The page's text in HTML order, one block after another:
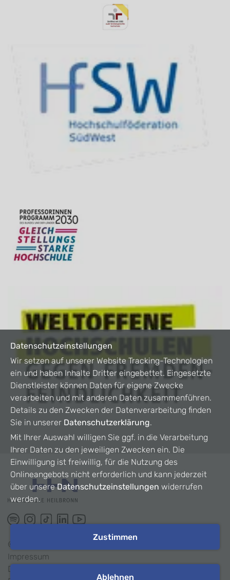
©
Impressum
Datenschutz
Datenschutzeinstellungen
Wir setzen auf unserer Website Tracking-Technologien
ein und haben Inhalte Dritter eingebettet. Eingesetzte
Dienstleister können Daten für eigene Zwecke
verarbeiten und mit anderen Daten zusammenführen.
Details zu den Zwecken der Datenverarbeitung finden
Sie in unserer Datenschutzerklärung.
Mit Ihrer Auswahl willigen Sie ggf. in die Verarbeitung
Ihrer Daten zu den jeweiligen Zwecken ein. Die
Einwilligung ist freiwillig, für die Nutzung des
Onlineangebots nicht erforderlich und kann jederzeit
über unsereDatenschutzeinstellungen widerrufen
werden.
Zustimmen
Ablehnen